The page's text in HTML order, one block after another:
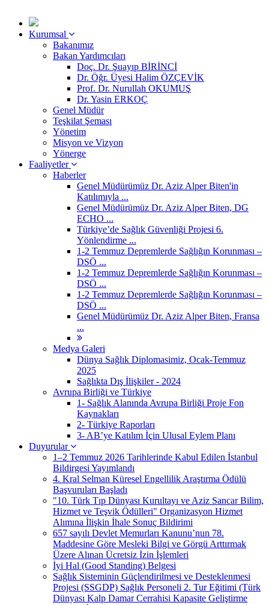
Kurumsal
Bakanımız
Bakan Yardımcıları
Doç. Dr. Şuayıp BİRİNCİ
Dr. Öğr. Üyesi Halim ÖZÇEVİK
Prof. Dr. Nurullah OKUMUŞ
Dr. Yasin ERKOÇ
Genel Müdür
Teşkilat Şeması
Yönetim
Misyon ve Vizyon
Yönerge
Faaliyetler
Haberler
Genel Müdürümüz Dr. Aziz Alper Biten'in
Katılımıyla ...
Genel Müdürümüz Dr. Aziz Alper Biten, DG
ECHO ...
Türkiye’de Sağlık Güvenliği Projesi 6.
Yönlendirme ...
1-2 Temmuz Depremlerde Sağlığın Korunması –
DSÖ ...
1-2 Temmuz Depremlerde Sağlığın Korunması –
DSÖ ...
1-2 Temmuz Depremlerde Sağlığın Korunması –
DSÖ ...
Genel Müdürümüz Dr. Aziz Alper Biten, Fransa
...
Medya Galeri
Dünya Sağlık Diplomasimiz, Ocak-Temmuz
2025
Sağlıkta Dış İlişkiler - 2024
Avrupa Birliği ve Türkiye
1- Sağlık Alanında Avrupa Birliği Proje Fon
Kaynakları
2- Türkiye Raporları
3- AB’ye Katılım İçin Ulusal Eylem Planı
Duyurular
1–2 Temmuz 2026 Tarihlerinde Kabul Edilen İstanbul
Bildirgesi Yayımlandı
4. Kral Selman Küresel Engellilik Araştırma Ödülü
Başvuruları Başladı
"10. Türk Tıp Dünyası Kurultayı ve Aziz Sancar Bilim,
Hizmet ve Teşvik Ödülleri" Organizasyon Hizmet
Alımına İlişkin İhale Sonuç Bildirimi
657 sayılı Devlet Memurları Kanunu’nun 78.
Maddesine Göre Mesleki Bilgi ve Görgü Arttırmak
Üzere Alınan Ücretsiz İzin İşlemleri
İyi Hal (Good Standing) Belgesi
Sağlık Sisteminin Güçlendirilmesi ve Desteklenmesi
Projesi (SSGDP) Sağlık Personeli 2. Tur Eğitimi (Türk
Dünyası Kalp Damar Cerrahisi Kapasite Geliştirme